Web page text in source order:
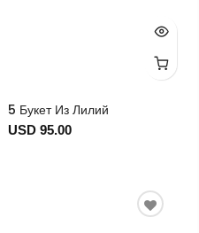
5 Букет Из Лилий
USD 95.00